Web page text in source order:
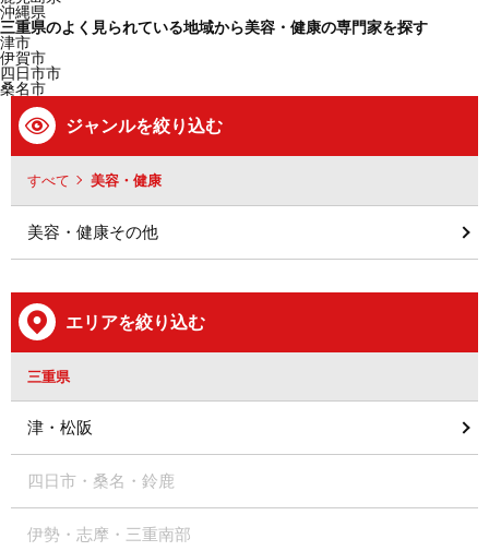
沖縄県
三重県のよく見られている地域から美容・健康の専門家を探す
津市
伊賀市
四日市市
桑名市
ジャンルを絞り込む
すべて 美容・健康
美容・健康その他
エリアを絞り込む
三重県
津・松阪
四日市・桑名・鈴鹿
伊勢・志摩・三重南部